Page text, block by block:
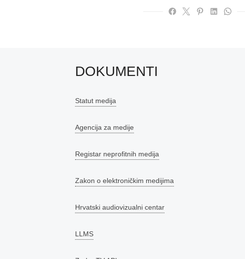
DOKUMENTI
Statut medija
Agencija za medije
Registar neprofitnih medija
Zakon o elektroničkim medijima
Hrvatski audiovizualni centar
LLMS